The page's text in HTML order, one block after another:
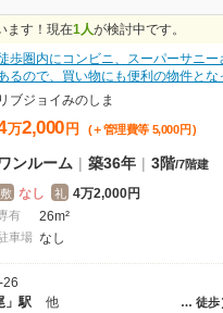
ます！現在1人が検討中です。
歩圏内にコンビニ、スーパーサニー
るので、買い物にも便利の物件と
リブジョイみのしま
万2,000 円 (＋管理費等 5,000 円 )
ワンルーム | 築36年 | 3階/7階建
敷 なし 礼 4万2,000円
有 26m²
車場 なし
26
… 徒歩
」駅 他